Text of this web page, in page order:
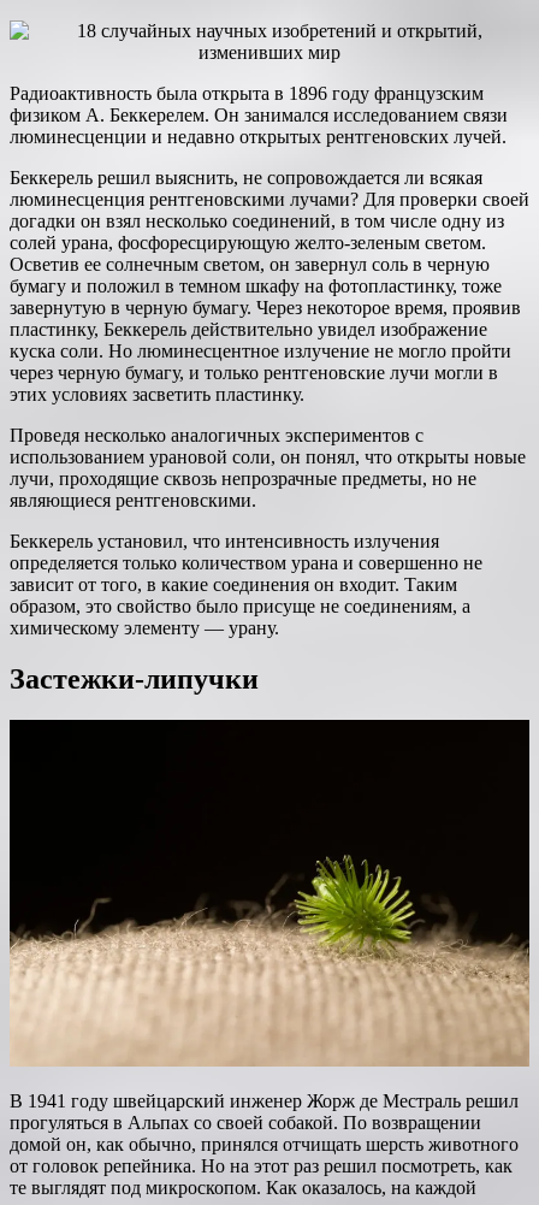
Радиоактивность была открыта в 1896 году французским
физиком А. Беккерелем. Он занимался исследованием связи
люминесценции и недавно открытых рентгеновских лучей.
Беккерель решил выяснить, не сопровождается ли всякая
люминесценция рентгеновскими лучами? Для проверки своей
догадки он взял несколько соединений, в том числе одну из
солей урана, фосфоресцирующую желто-зеленым светом.
Осветив ее солнечным светом, он завернул соль в черную
бумагу и положил в темном шкафу на фотопластинку, тоже
завернутую в черную бумагу. Через некоторое время, проявив
пластинку, Беккерель действительно увидел изображение
куска соли. Но люминесцентное излучение не могло пройти
через черную бумагу, и только рентгеновские лучи могли в
этих условиях засветить пластинку.
Проведя несколько аналогичных экспериментов с
использованием урановой соли, он понял, что открыты новые
лучи, проходящие сквозь непрозрачные предметы, но не
являющиеся рентгеновскими.
Беккерель установил, что интенсивность излучения
определяется только количеством урана и совершенно не
зависит от того, в какие соединения он входит. Таким
образом, это свойство было присуще не соединениям, а
химическому элементу — урану.
Застежки-липучки
В 1941 году швейцарский инженер Жорж де Местраль решил
прогуляться в Альпах со своей собакой. По возвращении
домой он, как обычно, принялся отчищать шерсть животного
от головок репейника. Но на этот раз решил посмотреть, как
те выглядят под микроскопом. Как оказалось, на каждой